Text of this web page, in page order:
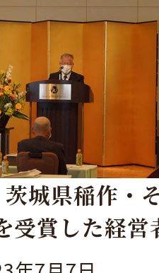
城県稲作・
受賞した経営